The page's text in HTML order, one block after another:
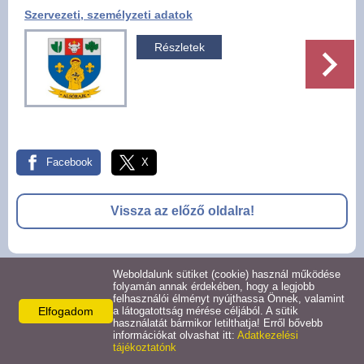
Pályázatok
Választási információk -
Felsőrajk
Alsórajk
Szervezeti, személyzeti adatok
Részletek
Facebook X
Vissza az előző oldalra!
© 2026 -
Adatkezelési tájékoztató Oldal információk Impresszum
Elfogadom
Weboldalunk sütiket (cookie) használ működése
folyamán annak érdekében, hogy a legjobb
felhasználói élményt nyújthassa Önnek, valamint
a látogatottság mérése céljából. A sütik
használatát bármikor letilthatja! Erről bővebb
információkat olvashat itt: Adatkezelési
tájékoztatónk